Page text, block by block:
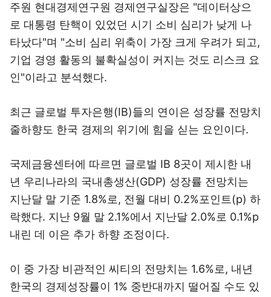
주원 현대경제연구원 경제연구실장은 "데이터상으
로 대통령 탄핵이 있었던 시기 소비 심리가 낮게 나
타났다"며 "소비 심리 위축이 가장 크게 우려가 되고,
기업 경영 활동의 불확실성이 커지는 것도 리스크 요
인"이라고 분석했다.
최근 글로벌 투자은행(IB)들의 연이은 성장률 전망치
줄하향도 한국 경제의 위기에 힘을 싣는 요인이다.
국제금융센터에 따르면 글로벌 IB 8곳이 제시한 내
년 우리나라의 국내총생산(GDP) 성장률 전망치는
지난달 말 기준 1.8%로, 전월 대비 0.2%포인트(p) 하
락했다. 지난 9월 말 2.1%에서 지난달 2.0%로 0.1%p
내린 데 이은 추가 하향 조정이다.
이 중 가장 비관적인 씨티의 전망치는 1.6%로, 내년
한국의 경제성장률이 1% 중반대까지 떨어질 수도 있